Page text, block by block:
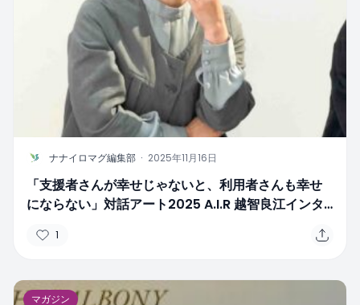
N ナナイロマグ編集部 · 2025年11月16日
「支援者さんが幸せじゃないと、利用者さんも幸せ
にならない」対話アート2025 A.I.R 越智良江インタ
1
マガジン